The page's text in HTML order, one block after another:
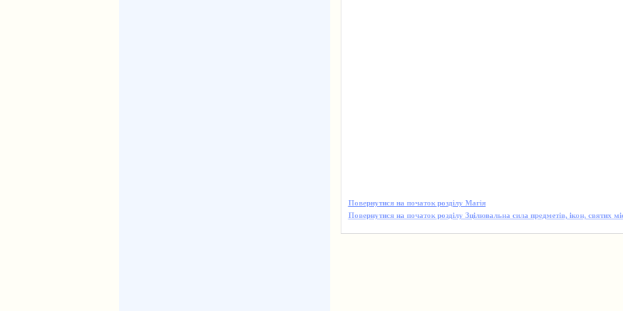
Повернутися на початок розділу Магія
Повернутися на початок розділу Зцілювальна сила предметів, ікон, святих